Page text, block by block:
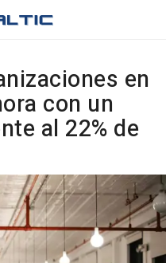
en
con un
al 22% de